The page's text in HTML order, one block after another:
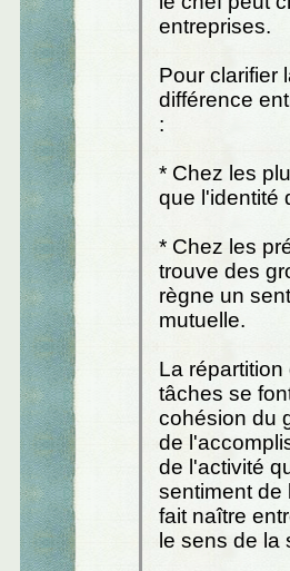
entreprises.
Pour clarifier
différence
:
* Chez les
que l'identité
* Chez les
trouve des
règne un
mutuelle.
La
tâches se
cohésion du
de
de l'activité
sentiment de
fait naître
le sens de la